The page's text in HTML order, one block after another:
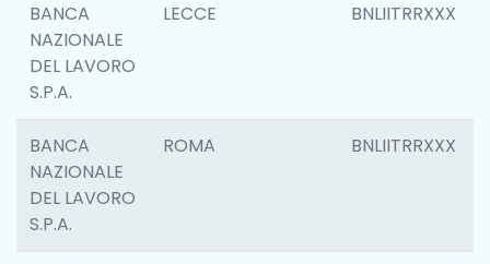
BANCA
NAZIONALE
DEL LAVORO
S.P.A.
LECCE BNLIITRRXXX
BANCA
NAZIONALE
DEL LAVORO
S.P.A.
ROMA BNLIITRRXXX